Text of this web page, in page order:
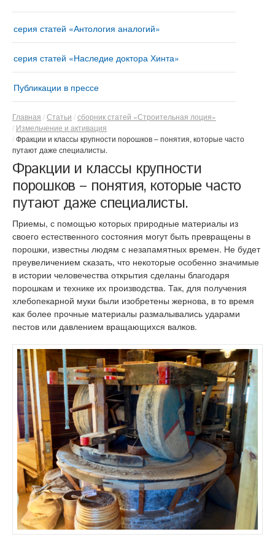
серия статей «Антология аналогий»
серия статей «Наследие доктора Хинта»
Публикации в прессе
Главная Статьи сборник статей «Строительная лоция»
Измельчение и активация
Фракции и классы крупности порошков – понятия, которые часто
путают даже специалисты.
Фракции и классы крупности
порошков – понятия, которые часто
путают даже специалисты.
Приемы, с помощью которых природные материалы из
своего естественного состояния могут быть превращены в
порошки, известны людям с незапамятных времен. Не будет
преувеличением сказать, что некоторые особенно значимые
в истории человечества открытия сделаны благодаря
порошкам и технике их производства. Так, для получения
хлебопекарной муки были изобретены жернова, в то время
как более прочные материалы размалывались ударами
пестов или давлением вращающихся валков.